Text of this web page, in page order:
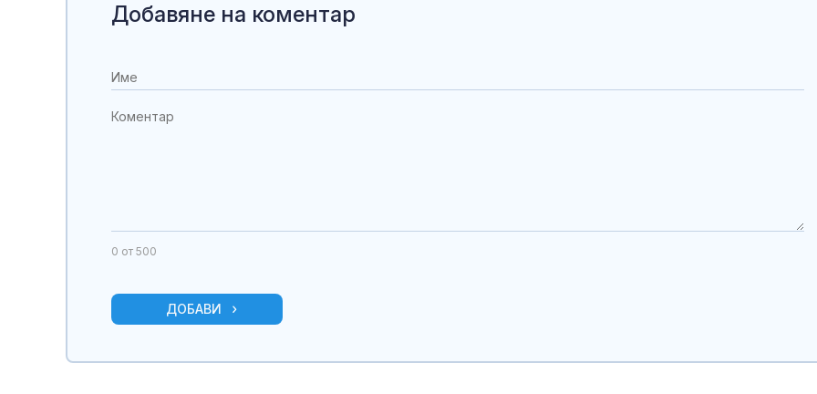
Добавяне на коментар
0 от 500
ДОБАВИ